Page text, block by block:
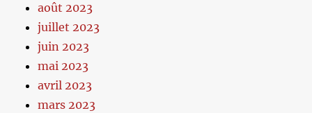
août 2023
juillet 2023
juin 2023
mai 2023
avril 2023
mars 2023